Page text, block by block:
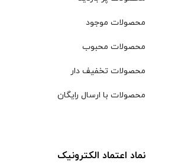
محصولات موجود
محصولات محبوب
محصولات تخفیف دار
محصولات با ارسال رایگان
نماد اعتماد الکترونیک